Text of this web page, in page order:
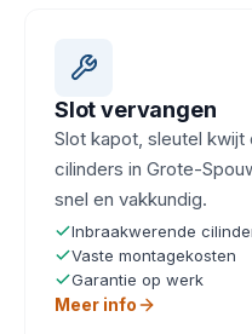
Slot vervangen
Slot kapot, sleutel
cilinders in Grote-
snel en vakkundig.
Inbraakwerende
Vaste montagekosten
Garantie op werk
Meer info